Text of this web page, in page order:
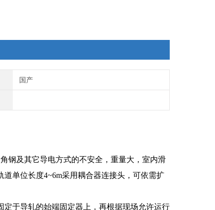
国产
钢及其它导电方式的不安全，重量大，室内滑
单位长度4~6m采用耦合器连接头，可依需扩
于导轧的始端固定器上，再根据现场允许运行